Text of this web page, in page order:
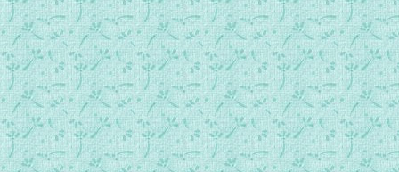
059.耶利哥城的陷落.mp3
060.亚干的罪.mp3
061.和基遍人结盟,太阳暂停不动.mp3
062.约书亚晚年日子.mp3
063.俄陀聂和以笏.mp3